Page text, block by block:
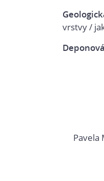
vrstvy /
Pavela